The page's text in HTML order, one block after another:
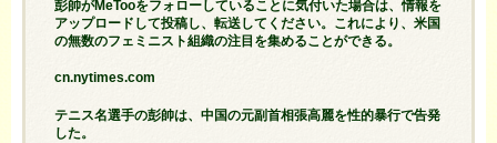
彭帥がMeTooをフォローしていることに気付いた場合は、情報を
アップロードして投稿し、転送してください。これにより、米国
の無数のフェミニスト組織の注目を集めることができる。
cn.nytimes.com
テニス名選手の彭帥は、中国の元副首相張高麗を性的暴行で告発
した。